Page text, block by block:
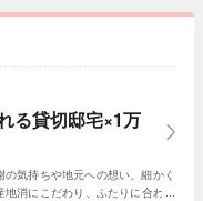
る貸切邸宅×1万
気持ちや地元への想い、細かく
消にこだわり、ふたりに合わせ